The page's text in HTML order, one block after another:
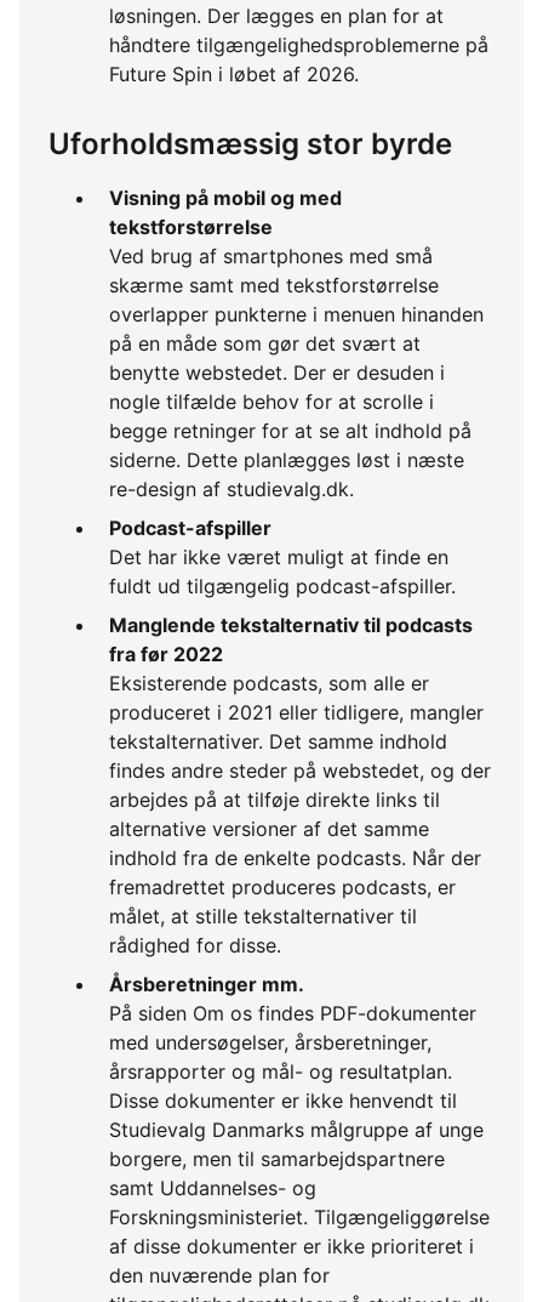
løsningen. Der lægges en plan for at
håndtere tilgængelighedsproblemerne på
Future Spin i løbet af 2026.
Uforholdsmæssig stor byrde
Visning på mobil og med
tekstforstørrelse
Ved brug af smartphones med små
skærme samt med tekstforstørrelse
overlapper punkterne i menuen hinanden
på en måde som gør det svært at
benytte webstedet. Der er desuden i
nogle tilfælde behov for at scrolle i
begge retninger for at se alt indhold på
siderne. Dette planlægges løst i næste
re-design af studievalg.dk.
Podcast-afspiller
Det har ikke været muligt at finde en
fuldt ud tilgængelig podcast-afspiller.
Manglende tekstalternativ til podcasts
fra før 2022
Eksisterende podcasts, som alle er
produceret i 2021 eller tidligere, mangler
tekstalternativer. Det samme indhold
findes andre steder på webstedet, og der
arbejdes på at tilføje direkte links til
alternative versioner af det samme
indhold fra de enkelte podcasts. Når der
fremadrettet produceres podcasts, er
målet, at stille tekstalternativer til
rådighed for disse.
Årsberetninger mm.
På siden Om os findes PDF-dokumenter
med undersøgelser, årsberetninger,
årsrapporter og mål- og resultatplan.
Disse dokumenter er ikke henvendt til
Studievalg Danmarks målgruppe af unge
borgere, men til samarbejdspartnere
samt Uddannelses- og
Forskningsministeriet. Tilgængeliggørelse
af disse dokumenter er ikke prioriteret i
den nuværende plan for